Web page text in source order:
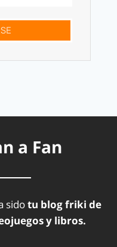
a Fan
sidotu blog friki de
y libros.